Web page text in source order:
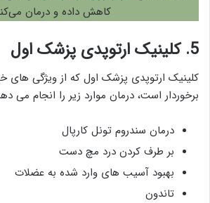
کاهش داده و درمان
5. کلینیک ارتوپدی پزشک اول
کلینیک ارتوپدی پزشک اول که از ویژگی های
برخوردار است، درمان موارد زیر را انجام می
درمان سندروم تونل کارپال
بر طرف کردن درد مچ دست
بهبود آسیب های وارد شده به عضلات
تاندون